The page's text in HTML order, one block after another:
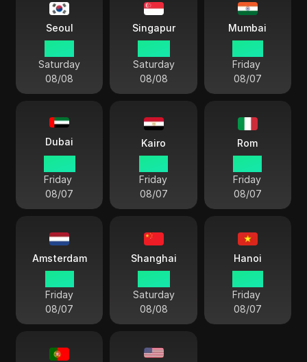
Seoul
Saturday
08/08
Singapur
Saturday
08/08
Mumbai
Friday
08/07
Dubai
Friday
08/07
Kairo
Friday
08/07
Rom
Friday
08/07
Amsterdam
Friday
08/07
Shanghai
Saturday
08/08
Hanoi
Friday
08/07